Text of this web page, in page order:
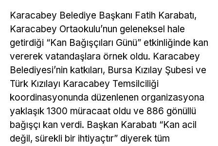
Karacabey Belediye Başkanı Fatih Karabatı,
Karacabey Ortaokulu’nun geleneksel hale
getirdiği “Kan Bağışçıları Günü” etkinliğinde kan
vererek vatandaşlara örnek oldu. Karacabey
Belediyesi’nin katkıları, Bursa Kızılay Şubesi ve
Türk Kızılayı Karacabey Temsilciliği
koordinasyonunda düzenlenen organizasyona
yaklaşık 1300 müracaat oldu ve 886 gönüllü
bağışçı kan verdi. Başkan Karabatı “Kan acil
değil, sürekli bir ihtiyaçtır” diyerek tüm